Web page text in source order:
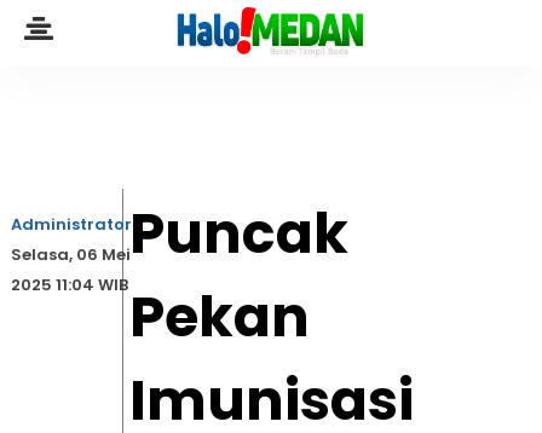
Puncak
Pekan
Imunisasi
Administrator
Selasa, 06 Mei
2025 11:04 WIB